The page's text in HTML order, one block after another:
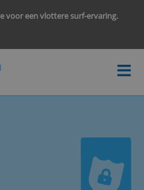
site voor een vlottere surf-